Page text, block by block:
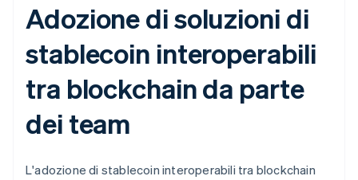
Adozione di soluzioni di
stablecoin interoperabili
tra blockchain da parte
dei team
L'adozione di stablecoin interoperabili tra blockchain